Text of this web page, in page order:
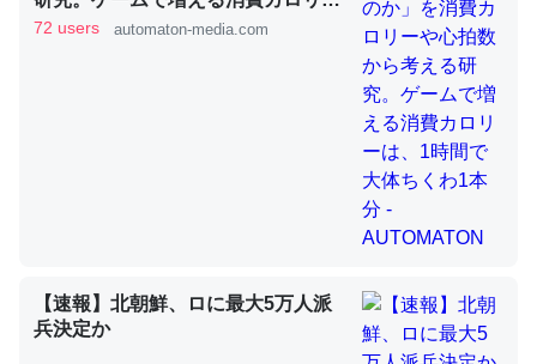
これを元に考えるとカルシウムを大量に使う脊椎動物と貝
類は苦労してるんだな…。腹足類だと殻を無くしてナメク
─ニュース :: 【研究発表】昆虫学の大問題＝「昆虫はなぜ海にいな
は、1時間で大体ちくわ1本分 -
72 users automaton-media.com
【速報】北朝鮮、ロに最大5万人派
兵決定か